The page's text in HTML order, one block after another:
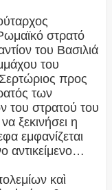
στρατό
του Βασιλιά
του
προς
των
του στρατού του
ξεκινήσει η
εμφανίζεται
αντικείμενο…
καὶ